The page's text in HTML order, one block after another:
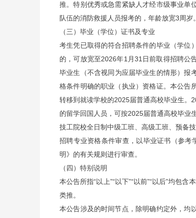
推。特别优秀或急需紧缺人才经市级事业单
队伍的消防救援人员报考的，年龄放宽3周岁。
（三）毕业（学位）证书及专业
考生凭已取得的符合招聘条件的毕业（学位
的，可放宽至2026年1月31日前取得招聘公
毕业生（不含视同为应届毕业生的情形）报
格条件明确的职业（执业）资格证。本公告
转移到就读学校的2025届普通高校毕业生。
的留学回国人员，可按2025届普通高校毕业
技工院校全日制中级工班、高级工班、预备
招聘专业资格条件审查，以毕业证书（参
明》的有关规则进行审查。
（四）特别说明
本公告所指“以上”“以下”“以前”“以后”均包
类推。
本公告涉及的时间节点，除明确约定外，均